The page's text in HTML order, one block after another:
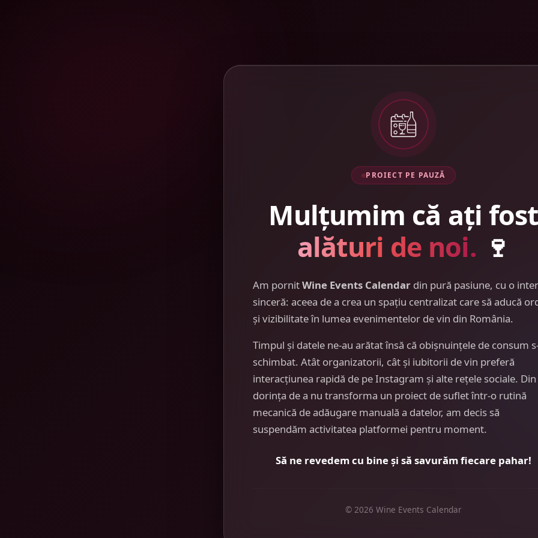
PROIECT PE PAUZĂ
Mulțumim că ați fost
alături de noi. 🍷
Am pornitWine Events Calendar din pură pasiune, cu o
sinceră: aceea de a crea un spațiu centralizat care să aducă
și vizibilitate în lumea evenimentelor de vin din România.
Timpul și datele ne-au arătat însă că obișnuințele de consum
schimbat. Atât organizatorii, cât și iubitorii de vin preferă
interacțiunea rapidă de pe Instagram și alte rețele sociale. Din
dorința de a nu transforma un proiect de suflet într-o rutină
mecanică de adăugare manuală a datelor, am decis să
suspendăm activitatea platformei pentru moment.
Să ne revedem cu bine și să savurăm fiecare pahar!
© 2026 Wine Events Calendar